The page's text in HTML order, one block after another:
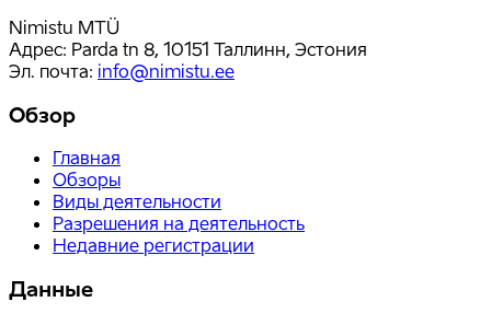
Nimistu MTÜ
Адрес: Parda tn 8, 10151 Таллинн, Эстония
Эл. почта: info@nimistu.ee
Обзор
Главная
Обзоры
Виды деятельности
Разрешения на деятельность
Недавние регистрации
Данные